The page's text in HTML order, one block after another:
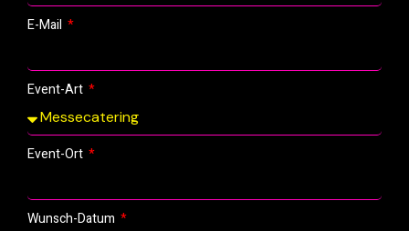
E-Mail
Event-Art
Event-Ort
Wunsch-Datum